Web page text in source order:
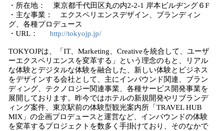
・所在地： 東京都千代田区丸の内2-2-1 岸本ビルヂング６F
・主な事業： エクスペリエンスデザイン、ブランディン
グ、各種プロデュース
・URL： http://tokyojp.jp/
TOKYOJPは、「IT、Marketing、Creativeを統合して、ユーザ
ーエクスペリエンスを変革する」という理念のもと、リアル
な体験とデジタルな体験を融合した、新しい体験とビジネス
をデザインする会社として、主にインバウンド関連、ブラン
ディング、テクノロジー関連事業、各種サービス開発事業を
展開しております。昨今ではホテルの新規開発やリブランデ
ィング案件、東京駅前の体験型観光案内所「TRAVEL HUB
MIX」の企画プロデュースと運営など、インバウンドの体験
を変革するプロジェクトを数多く手掛けており、そのなかで